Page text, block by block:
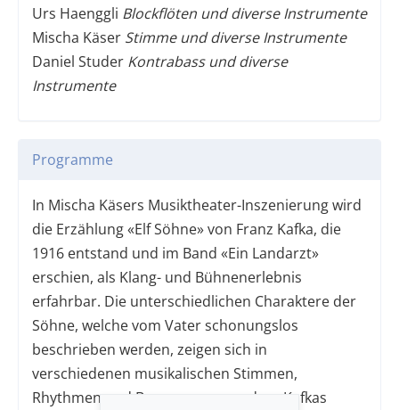
Urs Haenggli Blockflöten und diverse Instrumente
Mischa Käser Stimme und diverse Instrumente
Daniel Studer Kontrabass und diverse
Instrumente
Programme
In Mischa Käsers Musiktheater-Inszenierung wird
die Erzählung «Elf Söhne» von Franz Kafka, die
1916 entstand und im Band «Ein Landarzt»
erschien, als Klang- und Bühnenerlebnis
erfahrbar. Die unterschiedlichen Charaktere der
Söhne, welche vom Vater schonungslos
beschrieben werden, zeigen sich in
verschiedenen musikalischen Stimmen,
Rhythmen und Bewegungen, so dass Kafkas